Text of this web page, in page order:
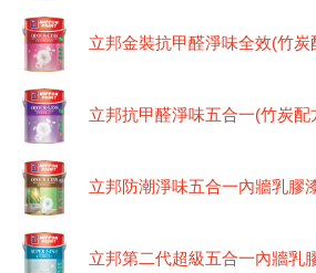
立邦金裝抗甲醛淨味全效(竹炭
立邦抗甲醛淨味五合一(竹炭配
立邦防潮淨味五合一內牆乳膠
立邦第二代超級五合一內牆乳